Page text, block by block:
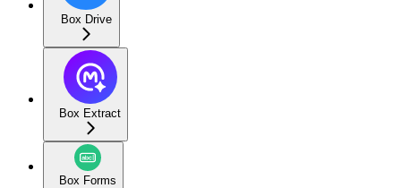
Box Drive
Box Extract
Box Forms